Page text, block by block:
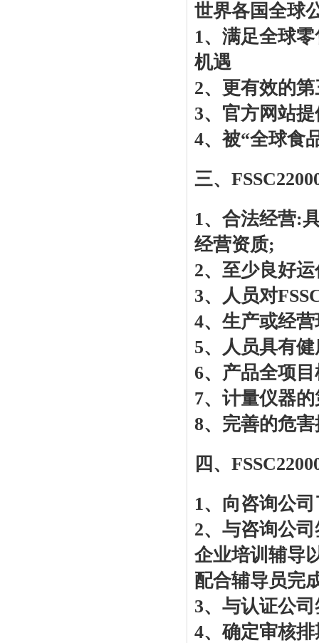
世界各国全球
1、满足全球
机遇
2、更有效的
3、官方网站
4、被“全球食
三、
1、合法经营:
经营资质;
2、至少良好
3、人员对
4、生产或经
5、人员具有
6、产品全项
7、计量仪器
8、完善的危
四、
1、向咨询公
2、与咨询公
企业培训辅导
配合辅导员完
3、与认证公
4、确定审核